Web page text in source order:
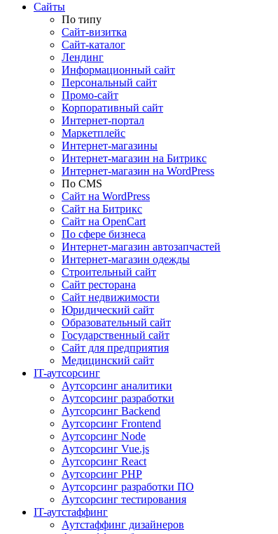
Сайты
По типу
Сайт-визитка
Сайт-каталог
Лендинг
Информационный сайт
Персональный сайт
Промо-сайт
Корпоративный сайт
Интернет-портал
Маркетплейс
Интернет-магазины
Интернет-магазин на Битрикс
Интернет-магазин на WordPress
По СMS
Сайт на WordPress
Сайт на Битрикс
Сайт на OpenCart
По сфере бизнеса
Интернет-магазин автозапчастей
Интернет-магазин одежды
Строительный сайт
Сайт ресторана
Сайт недвижимости
Юридический сайт
Образовательный сайт
Государственный сайт
Сайт для предприятия
Медицинский сайт
IT-аутсорсинг
Аутсорсинг аналитики
Аутсорсинг разработки
Аутсорсинг Backend
Аутсорсинг Frontend
Аутсорсинг Node
Аутсорсинг Vue.js
Аутсорсинг React
Аутсорсинг PHP
Аутсорсинг разработки ПО
Аутсорсинг тестирования
IT-аутстаффинг
Аутстаффинг дизайнеров